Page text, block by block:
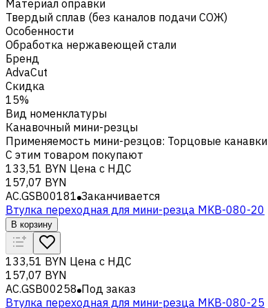
Материал оправки
Твердый сплав (без каналов подачи СОЖ)
Особенности
Обработка нержавеющей стали
Бренд
AdvaCut
Скидка
15%
Вид номенклатуры
Канавочный мини-резцы
Применяемость мини-резцов: Торцовые канавки
С этим товаром покупают
133,51 BYN Цена с НДС
157,07 BYN
AC.GSB00181 Заканчивается
Втулка переходная для мини-резца MKB-080-20
В корзину
133,51 BYN Цена с НДС
157,07 BYN
AC.GSB00258 Под заказ
Втулка переходная для мини-резца MKB-080-25